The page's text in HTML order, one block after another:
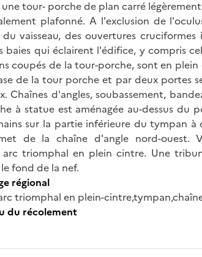
tour- porche de plan carré
plafonné. A l'exclusion de
vaisseau, des ouvertures
baies qui éclairent l'édifice, y compris
coupés de la tour-porche, sont en
de la tour porche et par deux portes
Chaînes d'angles, soubassement,
à statue est aménagée au-dessus du
sur la partie inférieure du tympan
de la chaîne d'angle nord-ouest.
triomphal en plein cintre. Une
fond de la nef.
régional
triomphal en plein-
du récolement